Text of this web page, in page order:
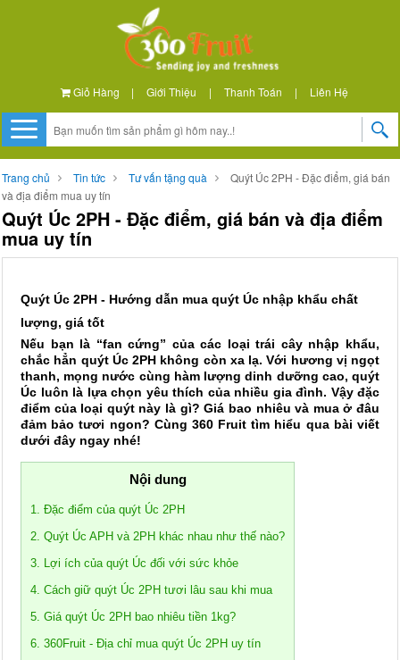
Giỏ Hàng | Giới Thiệu | Thanh Toán | Liên Hệ
Trang chủ Tin tức Tư vấn tặng quà
Quýt Úc 2PH - Đặc điểm, giá bán
và địa điểm mua uy tín
Quýt Úc 2PH - Đặc điểm, giá bán và địa điểm
mua uy tín
Quýt Úc 2PH - Hướng dẫn mua quýt Úc nhập khẩu chất
lượng, giá tốt
Nếu bạn là “fan cứng” của các loại trái cây nhập khẩu,
chắc hẳn quýt Úc 2PH không còn xa lạ. Với hương vị ngọt
thanh, mọng nước cùng hàm lượng dinh dưỡng cao, quýt
Úc luôn là lựa chọn yêu thích của nhiều gia đình. Vậy đặc
điểm của loại quýt này là gì? Giá bao nhiêu và mua ở đâu
đảm bảo tươi ngon? Cùng 360 Fruit tìm hiểu qua bài viết
dưới đây ngay nhé!
Nội dung
1. Đặc điểm của quýt Úc 2PH
2. Quýt Úc APH và 2PH khác nhau như thế nào?
3. Lợi ích của quýt Úc đối với sức khỏe
4. Cách giữ quýt Úc 2PH tươi lâu sau khi mua
5. Giá quýt Úc 2PH bao nhiêu tiền 1kg?
6. 360Fruit - Địa chỉ mua quýt Úc 2PH uy tín